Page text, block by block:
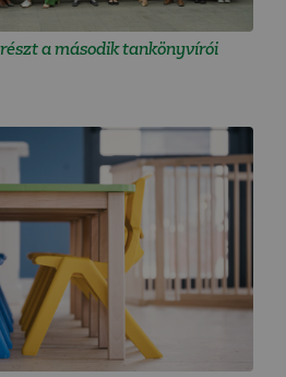
a második tankönyvírói